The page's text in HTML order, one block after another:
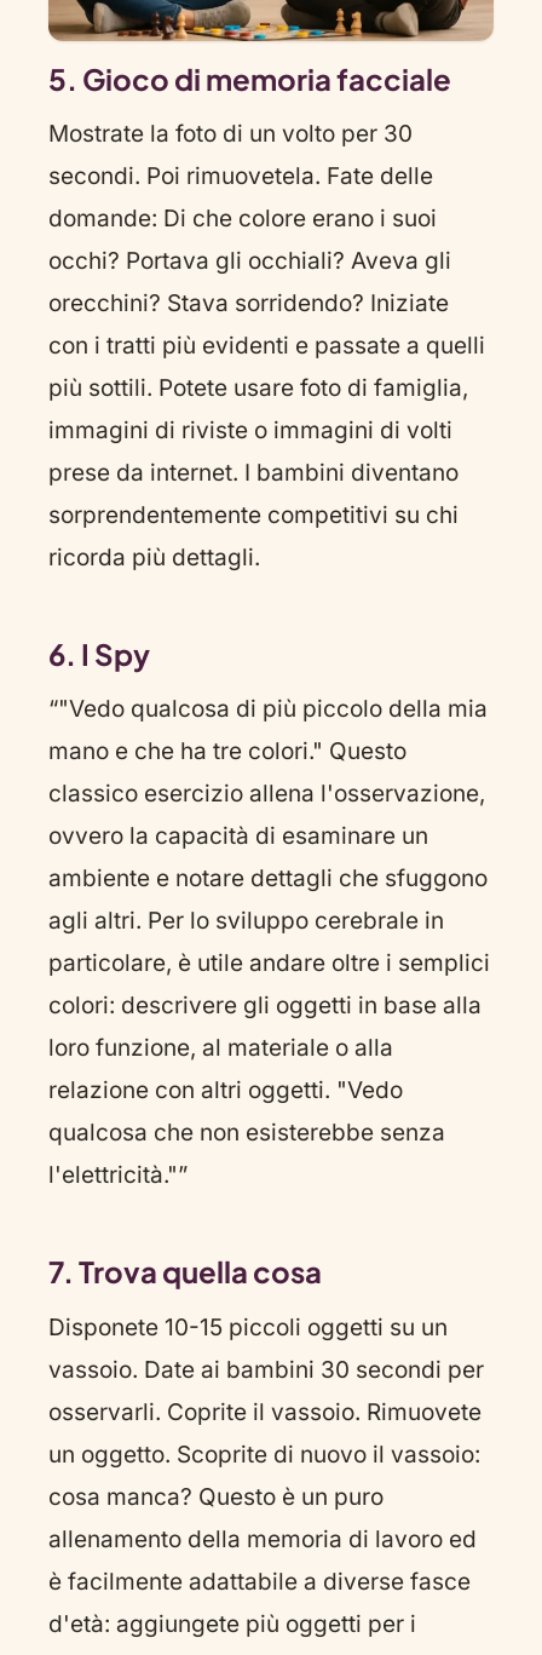
5. Gioco di memoria facciale
Mostrate la foto di un volto per 30
secondi. Poi rimuovetela. Fate delle
domande: Di che colore erano i suoi
occhi? Portava gli occhiali? Aveva gli
orecchini? Stava sorridendo? Iniziate
con i tratti più evidenti e passate a quelli
più sottili. Potete usare foto di famiglia,
immagini di riviste o immagini di volti
prese da internet. I bambini diventano
sorprendentemente competitivi su chi
ricorda più dettagli.
6. I Spy
“"Vedo qualcosa di più piccolo della mia
mano e che ha tre colori." Questo
classico esercizio allena l'osservazione,
ovvero la capacità di esaminare un
ambiente e notare dettagli che sfuggono
agli altri. Per lo sviluppo cerebrale in
particolare, è utile andare oltre i semplici
colori: descrivere gli oggetti in base alla
loro funzione, al materiale o alla
relazione con altri oggetti. "Vedo
qualcosa che non esisterebbe senza
l'elettricità."”
7. Trova quella cosa
Disponete 10-15 piccoli oggetti su un
vassoio. Date ai bambini 30 secondi per
osservarli. Coprite il vassoio. Rimuovete
un oggetto. Scoprite di nuovo il vassoio:
cosa manca? Questo è un puro
allenamento della memoria di lavoro ed
è facilmente adattabile a diverse fasce
d'età: aggiungete più oggetti per i